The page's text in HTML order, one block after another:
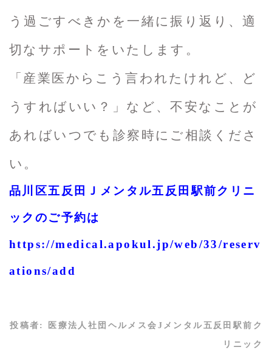
う過ごすべきかを一緒に振り返り、適
切なサポートをいたします。
「産業医からこう言われたけれど、ど
うすればいい？」など、不安なことが
あればいつでも診察時にご相談くださ
い。
品川区五反田Ｊメンタル五反田駅前クリニ
ックのご予約は
https://medical.apokul.jp/web/33/reserv
ations/add
投稿者: 医療法人社団ヘルメス会Jメンタル五反田駅前ク
リニック